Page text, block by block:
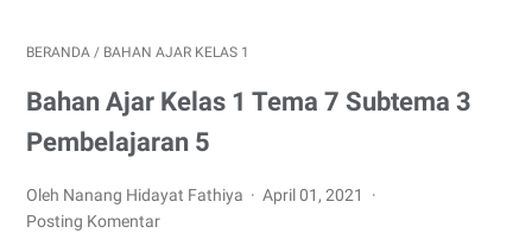
BERANDA / BAHAN AJAR KELAS 1
Bahan Ajar Kelas 1 Tema 7 Subtema 3
Pembelajaran 5
Oleh Nanang Hidayat Fathiya
April 01, 2021
Posting Komentar